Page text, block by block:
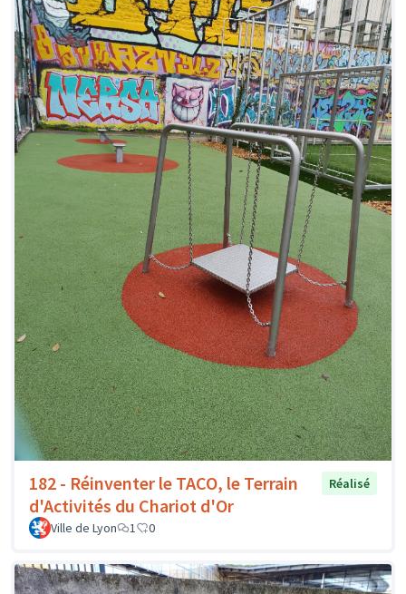
182 - Réinventer le TACO, le Terrain
d'Activités du Chariot d'Or
Réalisé
Ville de Lyon 1 0